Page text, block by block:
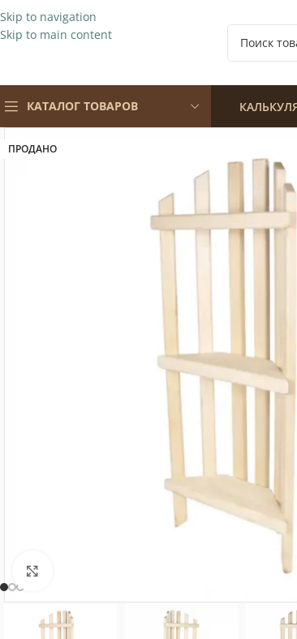
Skip to navigation
Skip to main content
КАТАЛОГ ТОВАРОВ
ПРОДАНО